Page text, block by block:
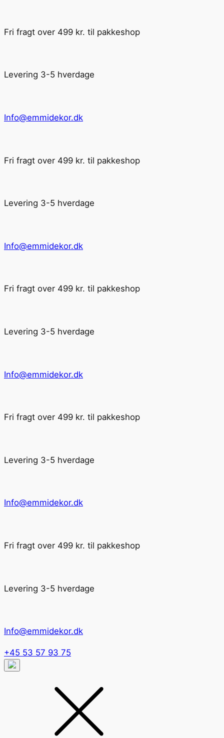
Fri fragt over 499 kr. til pakkeshop
Levering 3-5 hverdage
Info@emmidekor.dk
Fri fragt over 499 kr. til pakkeshop
Levering 3-5 hverdage
Info@emmidekor.dk
Fri fragt over 499 kr. til pakkeshop
Levering 3-5 hverdage
Info@emmidekor.dk
Fri fragt over 499 kr. til pakkeshop
Levering 3-5 hverdage
Info@emmidekor.dk
Fri fragt over 499 kr. til pakkeshop
Levering 3-5 hverdage
Info@emmidekor.dk
+45 53 57 93 75